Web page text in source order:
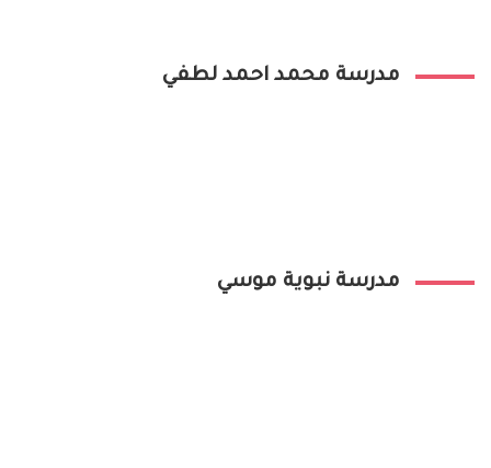
مدرسة محمد احمد لطفي
مدرسة نبوية موسي